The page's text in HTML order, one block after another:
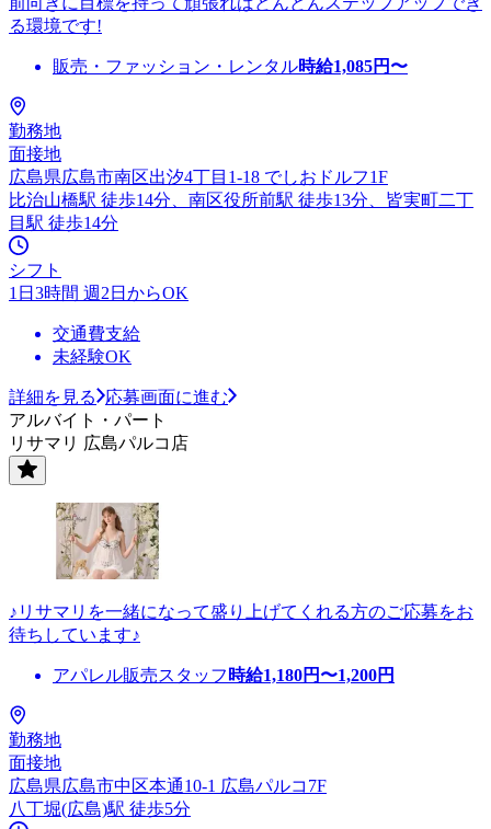
る環境です!
販売・ファッション・レンタル時給1,085円〜
勤務地
面接地
広島県広島市南区出汐4丁目1-18 でしおドルフ1F
比治山橋駅 徒歩14分、南区役所前駅 徒歩13分、皆実町二丁
目駅 徒歩14分
シフト
1日3時間 週2日からOK
交通費支給
未経験OK
詳細を見る
応募画面に進む
アルバイト・パート
リサマリ 広島パルコ店
♪リサマリを一緒になって盛り上げてくれる方のご応募をお
待ちしています♪
アパレル販売スタッフ 時給1,180円〜1,200円
勤務地
面接地
広島県広島市中区本通10-1 広島パルコ7F
八丁堀(広島)駅 徒歩5分